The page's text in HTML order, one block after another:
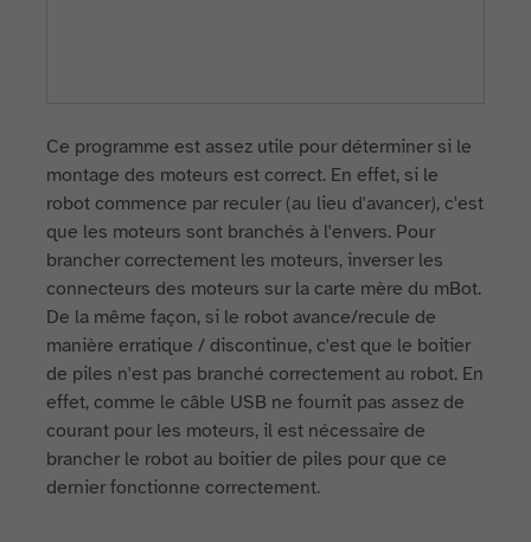
Ce programme est assez utile pour déterminer si le
montage des moteurs est correct. En effet, si le
robot commence par reculer (au lieu d'avancer), c'est
que les moteurs sont branchés à l'envers. Pour
brancher correctement les moteurs, inverser les
connecteurs des moteurs sur la carte mère du mBot.
De la même façon, si le robot avance/recule de
manière erratique / discontinue, c'est que le boitier
de piles n'est pas branché correctement au robot. En
effet, comme le câble USB ne fournit pas assez de
courant pour les moteurs, il est nécessaire de
brancher le robot au boitier de piles pour que ce
dernier fonctionne correctement.